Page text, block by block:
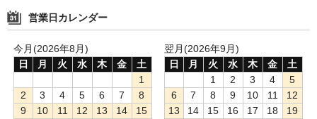
営業日カレンダー
今月(2026年8月)
日
月 火 水 木 金
土
1
2
3 4 5 6 7
8
9
10 11 12 13 14
15
翌月(2026年9月)
日
月 火 水 木 金
土
1
2 3 4
5
6
7 8 9 10 11
12
13
14 15 16 17 18
19